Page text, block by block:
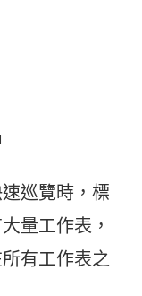
巡覽時，標
量工作表，
有工作表之